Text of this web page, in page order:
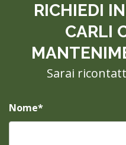
RICHIEDI
CARLI
Sarai
Nome*